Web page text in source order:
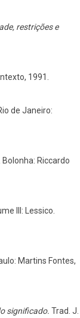
restrições e
1991.
de Janeiro:
Bolonha: Riccardo
III: Lessico.
Martins Fontes,
significado. Trad. J.